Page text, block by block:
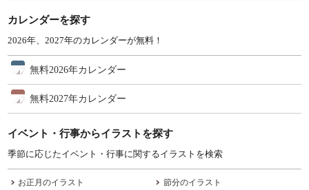
カレンダーを探す
2026年、2027年のカレンダーが無料！
無料2026年カレンダー
無料2027年カレンダー
イベント・行事からイラストを探す
季節に応じたイベント・行事に関するイラストを検索
お正月のイラスト 節分のイラスト